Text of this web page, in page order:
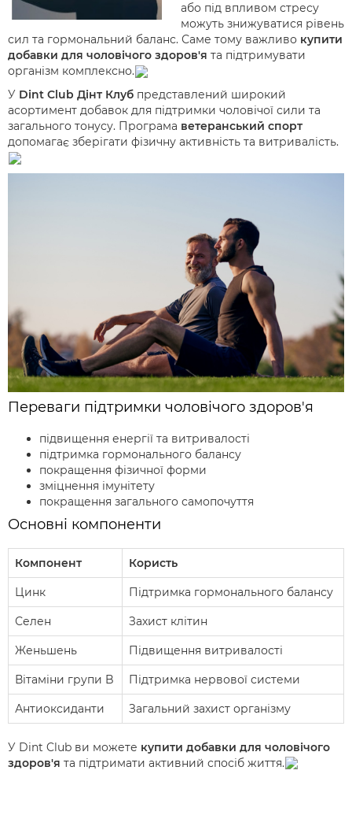
або під впливом стресу
можуть знижуватися рівень
сил та гормональний баланс. Саме тому важливо купити
добавки для чоловічого здоров'я та підтримувати
організм комплексно.
У Dint Club Дінт Клуб представлений широкий
асортимент добавок для підтримки чоловічої сили та
загального тонусу. Програма ветеранський спорт
допомагає зберігати фізичну активність та витривалість.
Переваги підтримки чоловічого здоров'я
підвищення енергії та витривалості
підтримка гормонального балансу
покращення фізичної форми
зміцнення імунітету
покращення загального самопочуття
Основні компоненти
Компонент Користь
Цинк Підтримка гормонального балансу
Селен Захист клітин
Женьшень Підвищення витривалості
Вітаміни групи B Підтримка нервової системи
Антиоксиданти Загальний захист організму
У Dint Club ви можете купити добавки для чоловічого
здоров'я та підтримати активний спосіб життя.